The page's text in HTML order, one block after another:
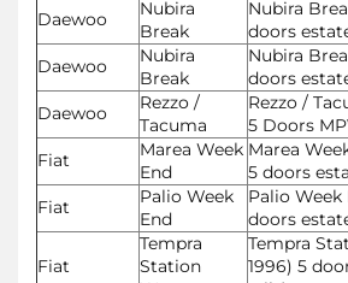
Daewoo
Nubira
Break
Nubira
doors
Daewoo
Nubira
Break
Nubira
doors
Daewoo
Rezzo /
Tacuma
Rezzo /
5 Doors
Fiat
Marea Week
End
Marea
5 doors
Fiat
Palio Week
End
Palio Week
doors
Fiat
Tempra
Station
Tempra
1996) 5